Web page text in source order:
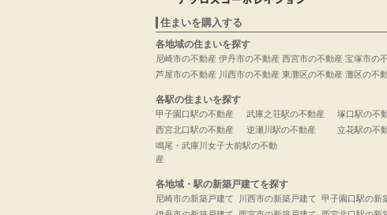
住まいを購入する
各地域の住まいを探す
尼崎市の不動産
芦屋市の不動産
伊丹市の不動産
川西市の不動産
西宮市の不動産
東灘区の不動産
宝塚市の
灘区の不
各駅の住まいを探す
甲子園口駅の不動産
西宮北口駅の不動産
武庫之荘駅の不動産
逆瀬川駅の不動産
塚口駅の不
立花駅の不
鳴尾・武庫川女子大前駅の不動
産
各地域・駅の新築戸建てを探す
尼崎市の新築戸建て
川西市の新築戸建て 甲子園口駅の新